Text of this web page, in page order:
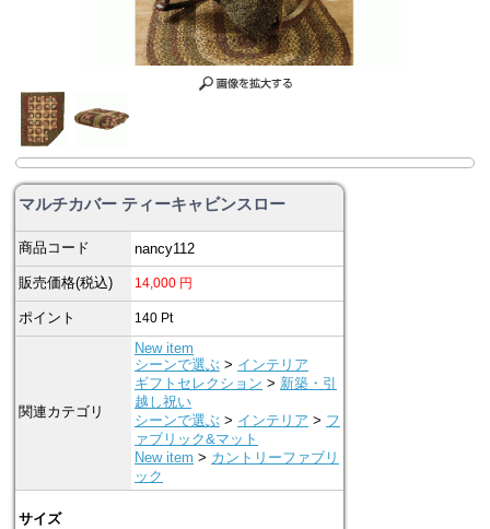
マルチカバー ティーキャビンスロー
商品コード nancy112
販売価格(税込) 14,000 円
ポイント 140 Pt
関連カテゴリ
New item
シーンで選ぶ > インテリア
ギフトセレクション > 新築・引
越し祝い
シーンで選ぶ > インテリア > フ
ァブリック&マット
New item > カントリーファブリ
ック
サイズ